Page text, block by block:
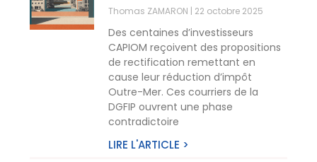
Thomas ZAMARON 22 octobre 2025
Des centaines d’investisseurs
CAPIOM reçoivent des propositions
de rectification remettant en
cause leur réduction d’impôt
Outre-Mer. Ces courriers de la
DGFIP ouvrent une phase
contradictoire
LIRE L'ARTICLE >